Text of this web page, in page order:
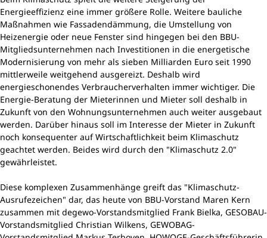
Energieeffizienz eine immer größere Rolle. Weitere bauliche
Maßnahmen wie Fassadendämmung, die Umstellung von
Heizenergie oder neue Fenster sind hingegen bei den BBU-
Mitgliedsunternehmen nach Investitionen in die energetische
Modernisierung von mehr als sieben Milliarden Euro seit 1990
mittlerweile weitgehend ausgereizt. Deshalb wird
energieschonendes Verbraucherverhalten immer wichtiger. Die
Energie-Beratung der Mieterinnen und Mieter soll deshalb in
Zukunft von den Wohnungsunternehmen auch weiter ausgebaut
werden. Darüber hinaus soll im Interesse der Mieter in Zukunft
noch konsequenter auf Wirtschaftlichkeit beim Klimaschutz
geachtet werden. Beides wird durch den "Klimaschutz 2.0"
gewährleistet.
Diese komplexen Zusammenhänge greift das "Klimaschutz-
Ausrufezeichen" dar, das heute von BBU-Vorstand Maren Kern
zusammen mit degewo-Vorstandsmitglied Frank Bielka, GESOBAU-
Vorstandsmitglied Christian Wilkens, GEWOBAG-